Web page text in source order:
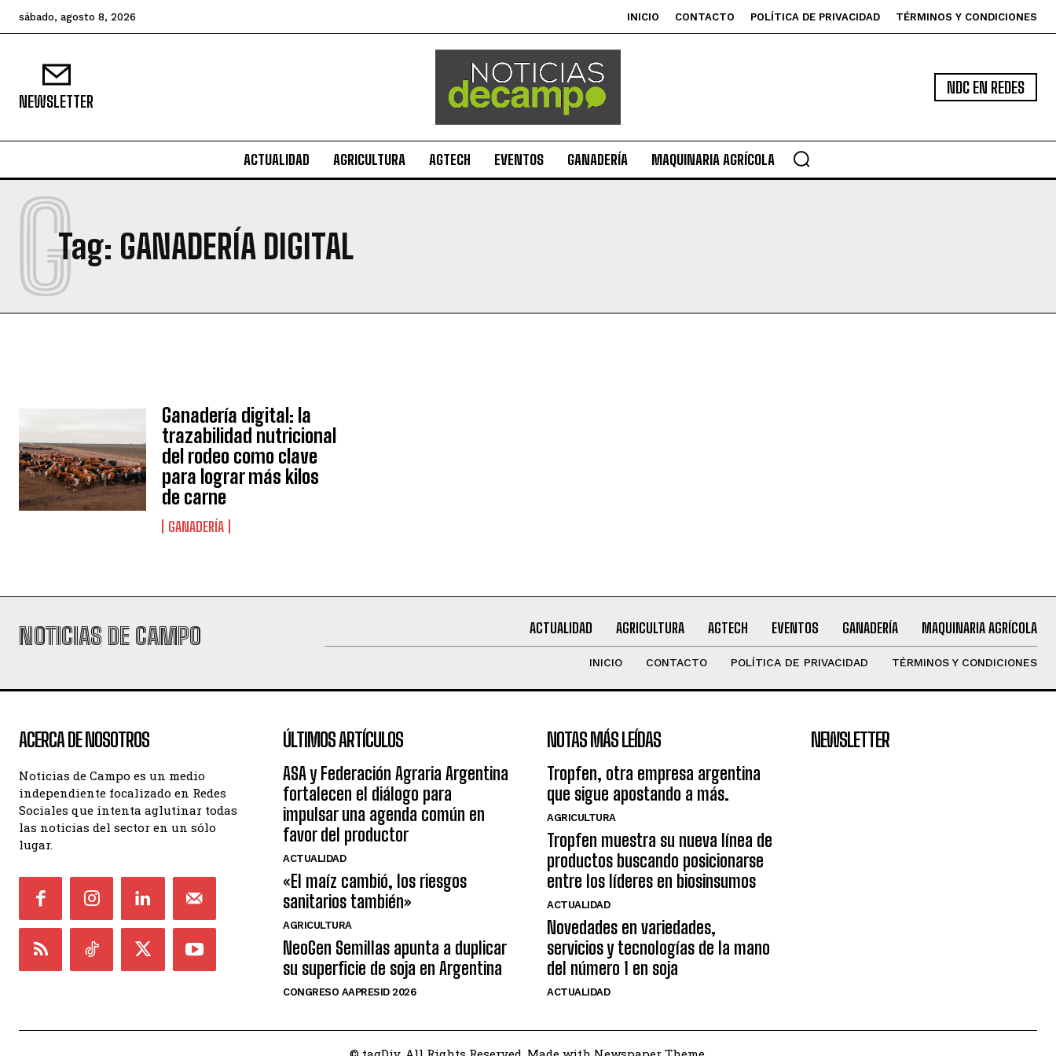
sábado, agosto 8, 2026 INICIO CONTACTO POLÍTICA DE PRIVACIDAD TÉRMINOS Y CONDICIONES
NEWSLETTER
NDC EN REDES
ACTUALIDAD AGRICULTURA AGTECH EVENTOS GANADERÍA MAQUINARIA AGRÍCOLA
Tag: GANADERÍA DIGITAL
G
Ganadería digital: la
trazabilidad nutricional
del rodeo como clave
para lograr más kilos
de carne
GANADERÍA
NOTICIAS DE CAMPO ACTUALIDAD AGRICULTURA AGTECH EVENTOS GANADERÍA MAQUINARIA AGRÍCOLA
INICIO CONTACTO POLÍTICA DE PRIVACIDAD TÉRMINOS Y CONDICIONES
ACERCA DE NOSOTROS
Noticias de Campo es un medio
independiente focalizado en Redes
Sociales que intenta aglutinar todas
las noticias del sector en un sólo
lugar.
ÚLTIMOS ARTÍCULOS
ASA y Federación Agraria Argentina
fortalecen el diálogo para
impulsar una agenda común en
favor del productor
ACTUALIDAD
«El maíz cambió, los riesgos
sanitarios también»
AGRICULTURA
NeoGen Semillas apunta a duplicar
su superficie de soja en Argentina
CONGRESO AAPRESID 2026
NOTAS MÁS LEÍDAS
Tropfen, otra empresa argentina
que sigue apostando a más.
AGRICULTURA
Tropfen muestra su nueva línea de
productos buscando posicionarse
entre los líderes en biosinsumos
ACTUALIDAD
Novedades en variedades,
servicios y tecnologías de la mano
del número 1 en soja
ACTUALIDAD
NEWSLETTER